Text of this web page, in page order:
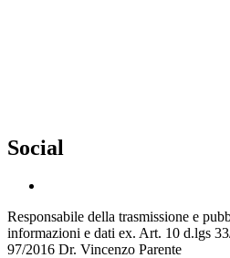
Social
Responsabile della trasmissione e
informazioni e dati ex. Art. 10 d.lgs
97/2016 Dr. Vincenzo Parente